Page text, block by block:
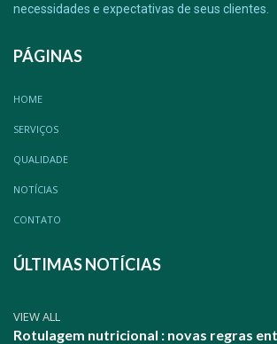
necessidades e expectativas de seus clientes.
PÁGINAS
HOME
SERVIÇOS
QUALIDADE
NOTÍCIAS
CONTATO
ÚLTIMAS NOTÍCIAS
VIEW ALL
Rotulagem nutricional : novas regras